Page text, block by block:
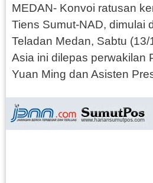
MEDAN- Konvoi ratusan
Tiens Sumut-NAD, dimulai
Teladan Medan, Sabtu
Asia ini dilepas perwakilan
Yuan Ming dan Asisten